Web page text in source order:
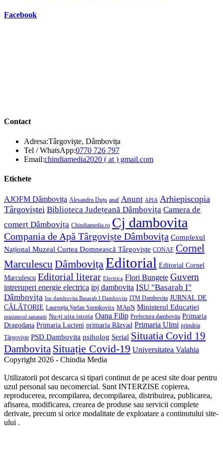
Facebook
Contact
Adresa:Târgoviște, Dâmbovița
Tel / WhatsApp:0770 726 797Opens
in
Email:chindiamedia2020 ( at ) gmail.comOpens
Etichete
AJOFM Dâmbovița Alesandru Duțu anaf Anunt APIA Arhiepiscopia
Târgoviștei Biblioteca Județeană Dâmbovița Camera de
comerț Dâmbovița Chindiamedia.ro Cj dambovita
Compania de Apă Târgoviște Dâmbovița Complexul
Național Muzeal Curtea Domnească Târgoviște CONAF Cornel
Marculescu DâmbovițaEditorial Editorial Cornel
Marculescu Editorial literar Electrica Flori Bungete Guvern
intreruperi energie electrica ipj dambovita ISU "Basarab I"
Dâmbovița Isu dambovita Basarab I Dambovita ITM Dambovita JURNAL DE
CĂLĂTORIE Laurențiu Ștefan Szemkovics MApN Ministerul Educației
ministerul sanatatii Nu-ți uita istoria Oana Filip Prefectura dambovita Primaria
Dragodana Primaria Lucieni primaria Răzvad Primaria Ulmi primăria
Târgoviște PSD Dambovita psiholog Serial Situatia Covid 19
Dambovita Situație Covid-19 Universitatea Valahia
Copyright 2026 - Chindia Media
Utilizatorii pot descarca si tipari continut de pe acest site doar pentru
uzul personal sau necomercial. Sunt INTERZISE copierea,
reproducerea, recompilarea, decompilarea, distribuirea, publicarea,
afisarea, modificarea, crearea de produse sau servicii complete
derivate, precum si orice modalitate de exploatare a continutului site-
ului .